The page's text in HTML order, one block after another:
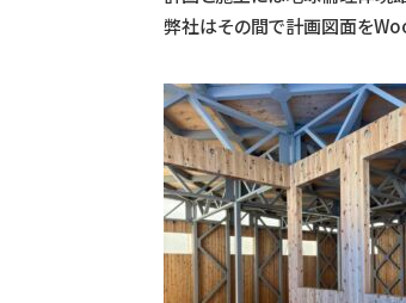
弊社はその間で計画図面を